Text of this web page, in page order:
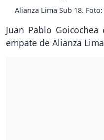
Alianza Lima Sub 18.
Juan Pablo
empate de Alianza